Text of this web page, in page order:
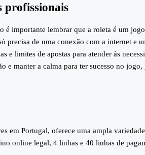
profissionais
importante lembrar que a roleta é um
de uma conexão com a internet e
limites de apostas para atender às
e manter a calma para ter sucesso no
em Portugal, oferece uma ampla
online legal, 4 linhas e 40 linhas de